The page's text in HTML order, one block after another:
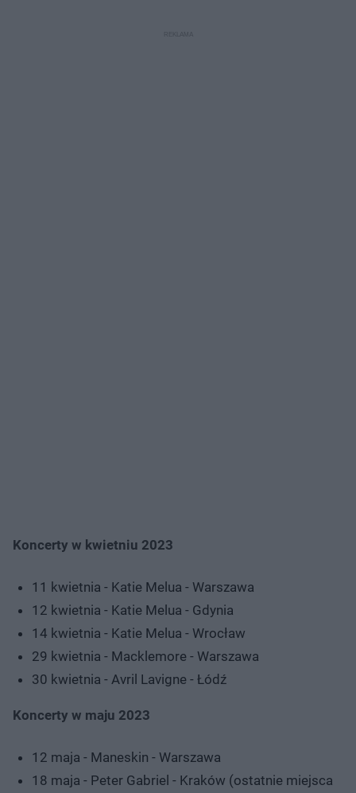
Koncerty w kwietniu 2023
11 kwietnia - Katie Melua - Warszawa
12 kwietnia - Katie Melua - Gdynia
14 kwietnia - Katie Melua - Wrocław
29 kwietnia - Macklemore - Warszawa
30 kwietnia - Avril Lavigne - Łódź
Koncerty w maju 2023
12 maja - Maneskin - Warszawa
18 maja - Peter Gabriel - Kraków (ostatnie miejsca